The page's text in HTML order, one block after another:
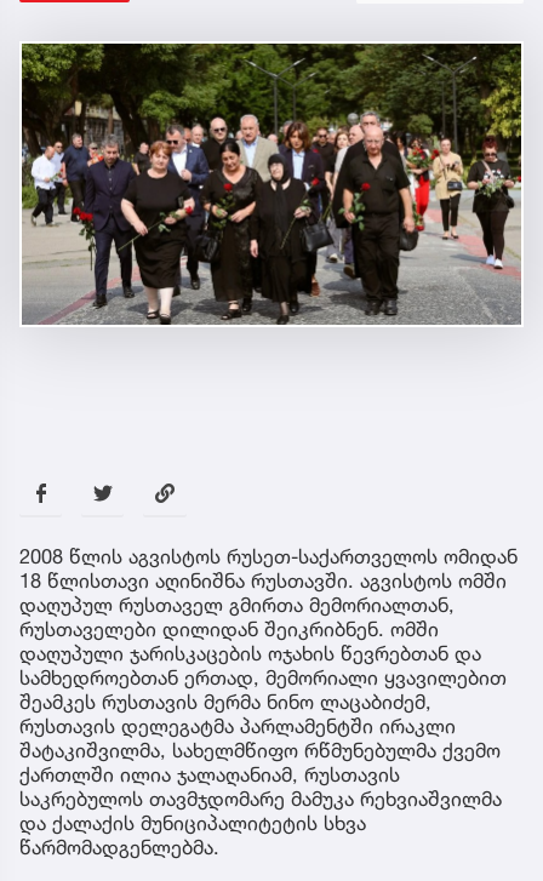
2008 წლის აგვისტოს რუსეთ-საქართველოს ომიდან
18 წლისთავი აღინიშნა რუსთავში. აგვისტოს ომში
დაღუპულ რუსთაველ გმირთა მემორიალთან,
რუსთაველები დილიდან შეიკრიბნენ. ომში
დაღუპული ჯარისკაცების ოჯახის წევრებთან და
სამხედროებთან ერთად, მემორიალი ყვავილებით
შეამკეს რუსთავის მერმა ნინო ლაცაბიძემ,
რუსთავის დელეგატმა პარლამენტში ირაკლი
შატაკიშვილმა, სახელმწიფო რწმუნებულმა ქვემო
ქართლში ილია ჯალაღანიამ, რუსთავის
საკრებულოს თავმჯდომარე მამუკა რეხვიაშვილმა
და ქალაქის მუნიციპალიტეტის სხვა
წარმომადგენლებმა.